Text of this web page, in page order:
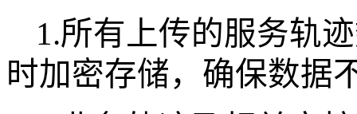
1.所有上传的服务轨
时加密存储，确保数据